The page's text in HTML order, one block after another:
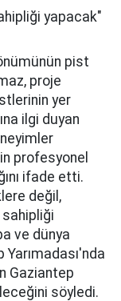
yapacak"
pist
proje
yer
ilgi duyan
profesyonel
ifade etti.
değil,
ve dünya
Yarımadası'nda
Gaziantep
söyledi.